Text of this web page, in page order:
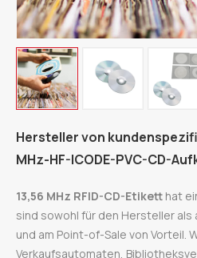
Hersteller von
MHz-HF-ICODE-PVC-CD-
13,56 MHz RFID-CD-Etikett hat
sind sowohl für den Hersteller
und am Point-of-Sale von Vorteil.
Verkaufsautomaten,